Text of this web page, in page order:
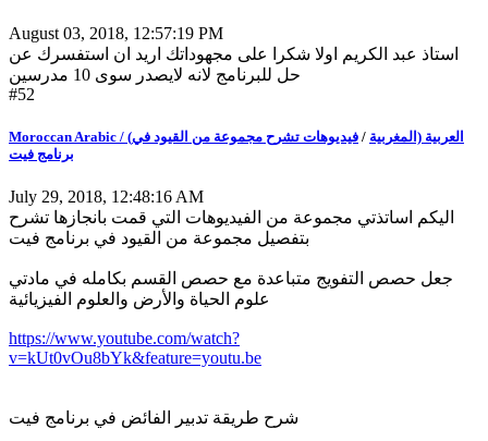
August 03, 2018, 12:57:19 PM
استاذ عبد الكريم اولا شكرا على مجهوداتك اريد ان استفسرك عن
حل للبرنامج لانه لايصدر سوى 10 مدرسين
#52
Moroccan Arabic / (العربية (المغربية / فيديوهات تشرح مجموعة من القيود في
برنامج فيت
July 29, 2018, 12:48:16 AM
اليكم اساتذتي مجموعة من الفيديوهات التي قمت بانجازها تشرح
بتفصيل مجموعة من القيود في برنامج فيت
جعل حصص التفويج متباعدة مع حصص القسم بكامله في مادتي
علوم الحياة والأرض والعلوم الفيزيائية
https://www.youtube.com/watch?
v=kUt0vOu8bYk&feature=youtu.be
شرح طريقة تدبير الفائض في برنامج فيت